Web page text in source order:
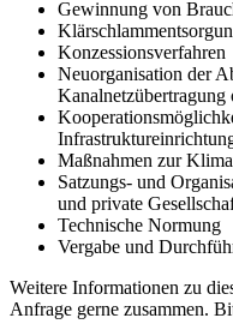
Gewinnung von
Konzessionsverfahren
Neuorganisation der
Maßnahmen zur
Satzungs- und
und private
Technische Normung
Vergabe und
Weitere Informationen zu
Anfrage gerne zusammen.